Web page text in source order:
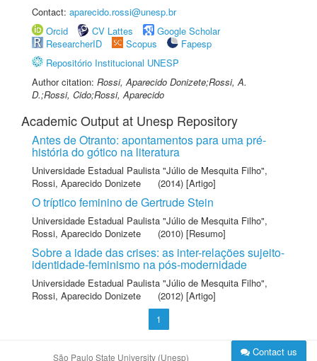
Contact: aparecido.rossi@unesp.br
Orcid
CV Lattes
Google Scholar
ResearcherID
Scopus
Fapesp
Repositório Institucional UNESP
Author citation: Rossi, Aparecido Donizete;Rossi, A.
D.;Rossi, Cido;Rossi, Aparecido
Academic Output at Unesp Repository
Antes de Otranto: apontamentos para uma pré-
história do gótico na literatura
Universidade Estadual Paulista "Júlio de Mesquita Filho",
Rossi, Aparecido Donizete
(2014) [Artigo]
O tríptico feminino de Gertrude Stein
Universidade Estadual Paulista "Júlio de Mesquita Filho",
Rossi, Aparecido Donizete
(2010) [Resumo]
Sobre a idade das crises: as inter-relações sujeito-
identidade-feminismo na pós-modernidade
Universidade Estadual Paulista "Júlio de Mesquita Filho",
Rossi, Aparecido Donizete
(2012) [Artigo]
1
São Paulo State University (Unesp) Contact us